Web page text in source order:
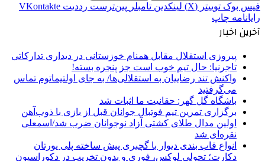
فیس بوک توییتر (X) لینکدین ‫تامبلر ‫پین‌ترست ‫رددیت ‫VKontakte
رایانامه چاپ
آخرین اخبار
پیروزی استقلال مقابل همنام خوزستانی در دیداری تدارکاتی
تاجرنیا: حال تیم خوب است جز پنجره بسته!
واکنش تند رضاییان به استقلالی‌ها/ به جای اولتیماتوم تماس
می‌گرفتید
باشگاه گل گهر: حقانیت ما اثبات شد
برگزاری تمرین تیم فوتبال جوانان قبل از بازی با ذوب‌آهن
اولین مدال طلای کشتی آزاد نوجوانان ضرب شد/اسمعلی
نقره‌ای شد
انواع قاب بندی دیوار با گچبری پیش ساخته پلی یورتان
دکارت؛ تحولی لوکس، فوری و بدون تخریب در دکوراسیون